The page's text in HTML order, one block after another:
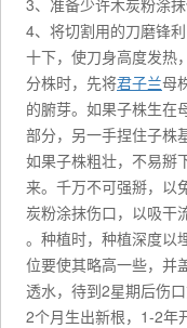
4、将切割用的刀磨锋
十下，使刀身高度发热
分株时，先将君子兰母
的腑芽。如果子株生在
部分，另一手捏住子株
如果子株粗壮，不易掰
来。千万不可强掰，以
炭粉涂抹伤口，以吸干
。种植时，种植深度以
位要使其略高一些，并
透水，待到2星期后伤
2个月生出新根，1-2年